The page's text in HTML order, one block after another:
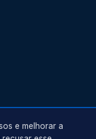
e melhorar a